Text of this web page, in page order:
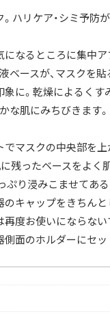
ハリケア・シミ予防
なるところに集中ア
ースが、マスクを
に。乾燥によるくす
肌にみちびきます。
マスクの中央部を
残ったベースをよく
り浸みこませてあ
キャップをきちんと
度お使いにならない
面のホルダーにセッ